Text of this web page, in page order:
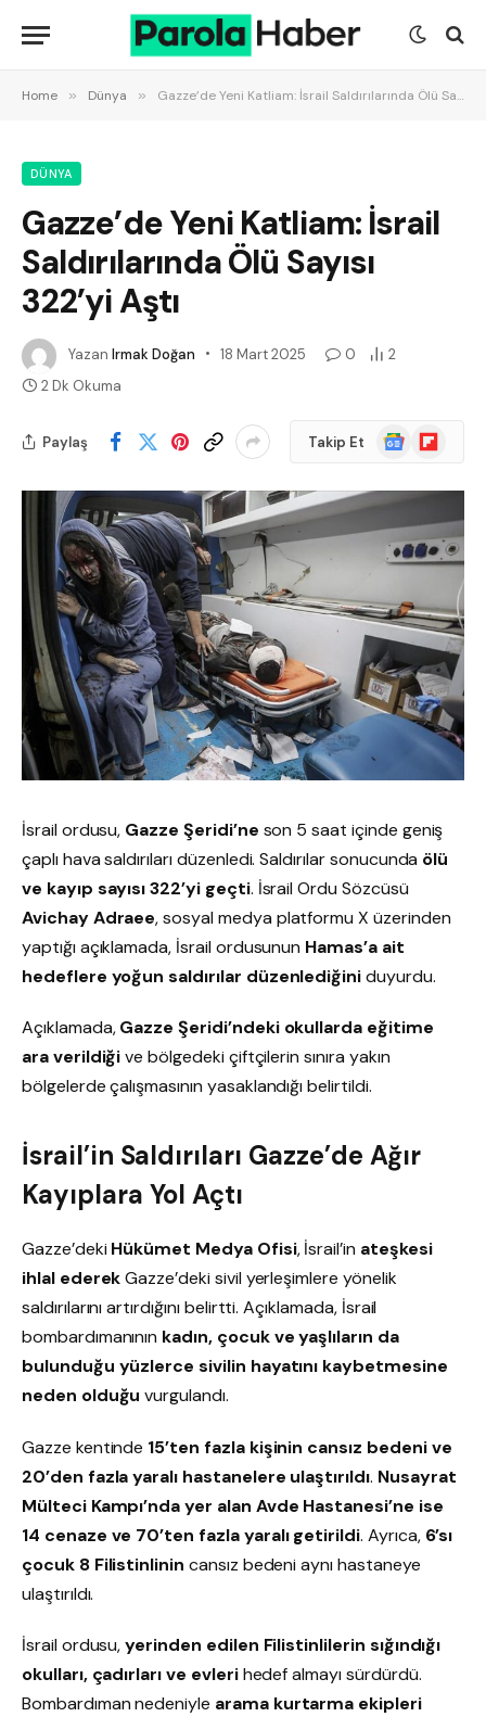
Home » Dünya » Gazze’de Yeni Katliam: İsrail Saldırılarında Ölü Sayısı 322’yi Aştı
DÜNYA
Gazze’de Yeni Katliam: İsrail
Saldırılarında Ölü Sayısı
322’yi Aştı
Yazan Irmak Doğan 18 Mart 2025 0
2
2 Dk Okuma
Paylaş Takip Et
Google
News
Flipboard
İsrail ordusu, Gazze Şeridi’ne son 5 saat içinde geniş
çaplı hava saldırıları düzenledi. Saldırılar sonucunda ölü
ve kayıp sayısı 322’yi geçti. İsrail Ordu Sözcüsü
Avichay Adraee, sosyal medya platformu X üzerinden
yaptığı açıklamada, İsrail ordusunun Hamas’a ait
hedeflere yoğun saldırılar düzenlediğiniduyurdu.
Açıklamada,Gazze Şeridi’ndeki okullarda eğitime
ara verildiğive bölgedeki çiftçilerin sınıra yakın
bölgelerde çalışmasının yasaklandığı belirtildi.
İsrail’in Saldırıları Gazze’de Ağır
Kayıplara Yol Açtı
Gazze’deki Hükümet Medya Ofisi, İsrail’in ateşkesi
ihlal ederekGazze’deki sivil yerleşimlere yönelik
saldırılarını artırdığını belirtti. Açıklamada, İsrail
bombardımanının kadın, çocuk ve yaşlıların da
bulunduğu yüzlerce sivilin hayatını kaybetmesine
neden olduğu vurgulandı.
Gazze kentinde 15’ten fazla kişinin cansız bedeni ve
20’den fazla yaralı hastanelere ulaştırıldı. Nusayrat
Mülteci Kampı’nda yer alan Avde Hastanesi’ne ise
14 cenaze ve 70’ten fazla yaralı getirildi. Ayrıca, 6’sı
çocuk 8 Filistinlinin cansız bedeni aynı hastaneye
ulaştırıldı.
İsrail ordusu,yerinden edilen Filistinlilerin sığındığı
okulları, çadırları ve evlerihedef almayı sürdürdü.
Bombardıman nedeniyle arama kurtarma ekipleri